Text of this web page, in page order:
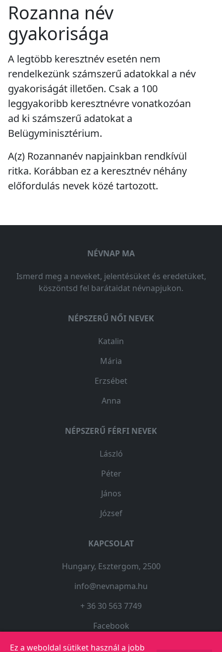
Ez a weboldal sütiket használ a jobb
Rozanna név
gyakorisága
A legtöbb keresztnév esetén nem
rendelkezünk számszerű adatokkal a név
gyakoriságát illetően. Csak a 100
leggyakoribb keresztnévre vonatkozóan
ad ki számszerű adatokat a
Belügyminisztérium.
A(z) Rozannanév napjainkban rendkívül
ritka. Korábban ez a keresztnév néhány
előfordulás nevek közé tartozott.
NÉVNAP MA
Ismerd meg a neveket, jelentésüket és eredetüket,
köszöntsd fel barátaidat névnapjukon.
NÉPSZERŰ NŐI NEVEK
Katalin
Mária
Erzsébet
Anna
NÉPSZERŰ FÉRFI NEVEK
László
Péter
János
József
KAPCSOLAT
Hungary, Esztergom, 2500
info@nevnapma.hu
+ 36 30 563 7749
Facebook